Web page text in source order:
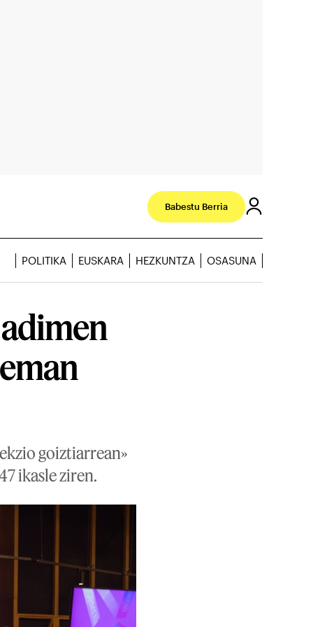
Babestu Berria
POLITIKA EUSKARA HEZKUNTZA OSASUNA
goiztiarrean»
ikasle ziren.